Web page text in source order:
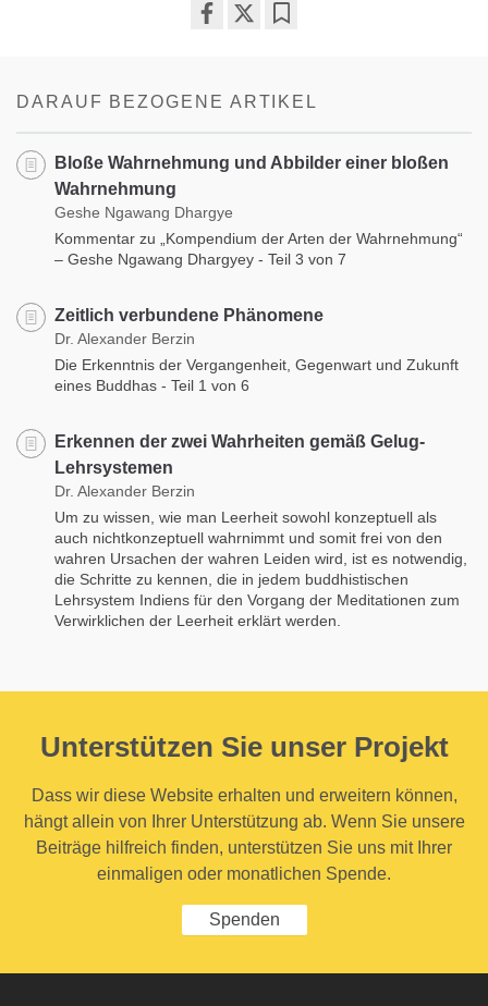
DARAUF BEZOGENE ARTIKEL
Bloße Wahrnehmung und Abbilder einer bloßen
Wahrnehmung
Geshe Ngawang Dhargye
Kommentar zu „Kompendium der Arten der Wahrnehmung“
– Geshe Ngawang Dhargyey - Teil 3 von 7
Zeitlich verbundene Phänomene
Dr. Alexander Berzin
Die Erkenntnis der Vergangenheit, Gegenwart und Zukunft
eines Buddhas - Teil 1 von 6
Erkennen der zwei Wahrheiten gemäß Gelug-
Lehrsystemen
Dr. Alexander Berzin
Um zu wissen, wie man Leerheit sowohl konzeptuell als
auch nichtkonzeptuell wahrnimmt und somit frei von den
wahren Ursachen der wahren Leiden wird, ist es notwendig,
die Schritte zu kennen, die in jedem buddhistischen
Lehrsystem Indiens für den Vorgang der Meditationen zum
Verwirklichen der Leerheit erklärt werden.
Unterstützen Sie unser Projekt
Dass wir diese Website erhalten und erweitern können,
hängt allein von Ihrer Unterstützung ab. Wenn Sie unsere
Beiträge hilfreich finden, unterstützen Sie uns mit Ihrer
einmaligen oder monatlichen Spende.
Spenden